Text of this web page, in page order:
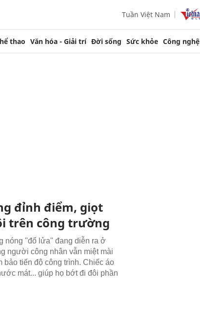
Tuần Việt Nam
thao Văn hóa - Giải trí Đời sống Sức khỏe Công nghệ
đỉnh điểm, giọt
trên công trường
nóng ''đổ lửa'' đang diễn ra ở
người công nhân vẫn miệt mài
bảo tiến độ công trình. Chiếc áo
mát... giúp họ bớt đi đôi phần